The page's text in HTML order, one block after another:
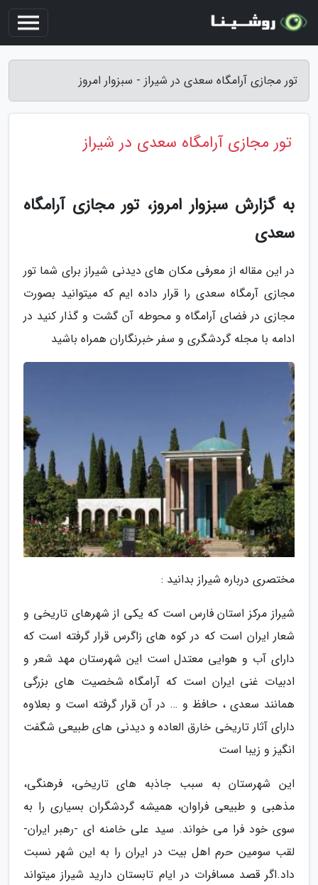
تور مجازی آرامگاه سعدی در شیراز - سبزوار امروز
تور مجازی آرامگاه سعدی در شیراز
به گزارش سبزوار امروز، تور مجازی آرامگاه
سعدی
در این مقاله از معرفی مکان های دیدنی شیراز برای شما تور
مجازی آرمگاه سعدی را قرار داده ایم که میتوانید بصورت
مجازی در فضای آرامگاه و محوطه آن گشت و گذار کنید در
ادامه با مجله گردشگری و سفر خبرنگاران همراه باشید
مختصری درباره شیراز بدانید :
شیراز مرکز استان فارس است که یکی از شهرهای تاریخی و
شعار ایران است که در کوه های زاگرس قرار گرفته است که
دارای آب و هوایی معتدل است این شهرستان مهد شعر و
ادبیات غنی ایران است که آرامگاه شخصیت های بزرگی
همانند سعدی ، حافظ و … در آن قرار گرفته است و بعلاوه
دارای آثار تاریخی خارق العاده و دیدنی های طبیعی شگفت
انگیز و زیبا است
این شهرستان به سبب جاذبه های تاریخی، فرهنگی،
مذهبی و طبیعی فراوان، همیشه گردشگران بسیاری را به
سوی خود فرا می خواند. سید علی خامنه ای -رهبر ایران-
لقب سومین حرم اهل بیت در ایران را به این شهر نسبت
داد.اگر قصد مسافرات در ایام تابستان دارید شیراز میتواند